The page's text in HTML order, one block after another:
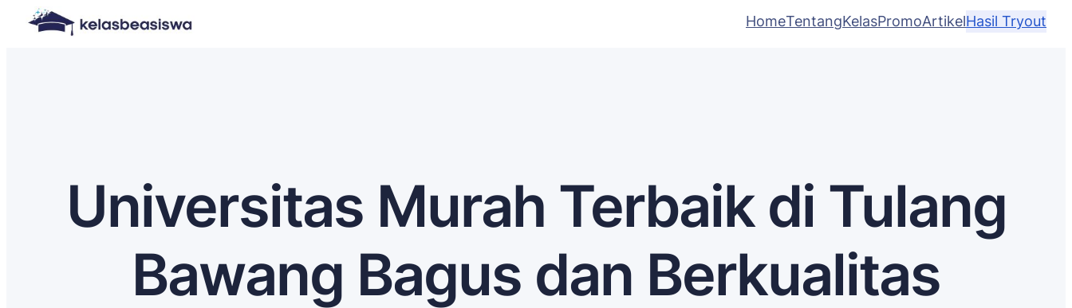
HomeTentangKelasPromoArtikelHasil Tryout
Universitas Murah Terbaik di Tulang
Bawang Bagus dan Berkualitas